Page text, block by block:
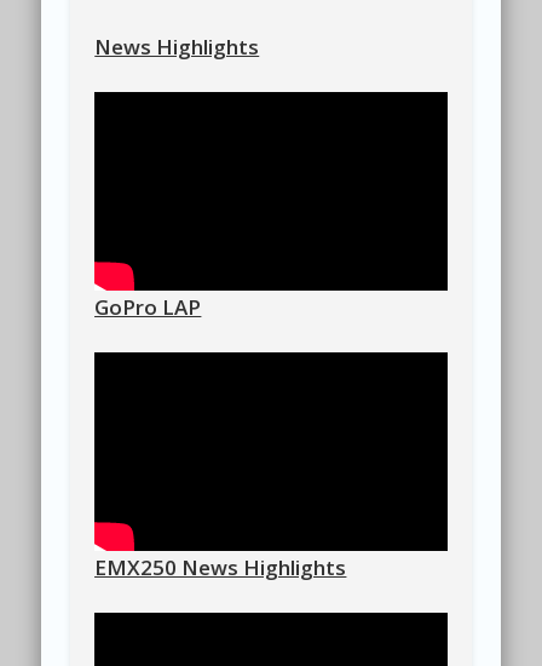
News Highlights
GoPro LAP
EMX250 News Highlights